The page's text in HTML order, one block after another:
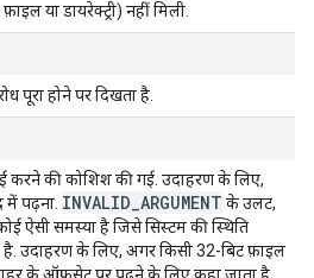
या डायरेक्ट्री) नहीं मिली.
पूरा होने पर दिखता है.
करने की कोशिश की गई. उदाहरण के लिए,
पढ़ना. INVALID ARGUMENT के उलट,
ऐसी समस्या है जिसे सिस्टम की स्थिति
उदाहरण के लिए, अगर किसी 32-बिट फ़ाइल